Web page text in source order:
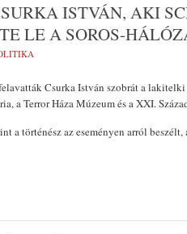
ISTVÁN, AKI
LE A SOROS-
Csurka István szobrát a
a Terror Háza Múzeum és a XXI.
a történész az eseményen arról